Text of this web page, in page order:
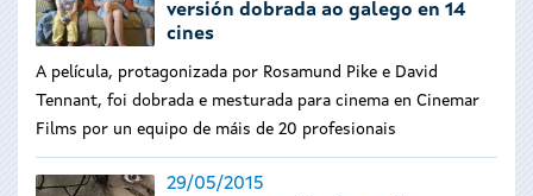
versión dobrada ao galego en 14
cines
A película, protagonizada por Rosamund Pike e David
Tennant, foi dobrada e mesturada para cinema en Cinemar
Films por un equipo de máis de 20 profesionais
29/05/2015